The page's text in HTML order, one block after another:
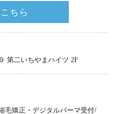
ちら
第二いちやまハイツ 2F
毛矯正・デジタルパーマ受付/